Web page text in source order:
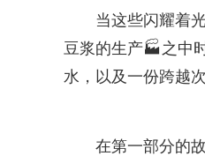
当这些闪耀着
豆浆的生产🏭之中
水，以及一份跨越
在第一部分的